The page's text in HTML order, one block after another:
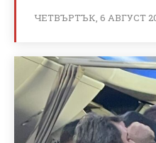
ЧЕТВЪРТЪК, 6 АВГУСТ